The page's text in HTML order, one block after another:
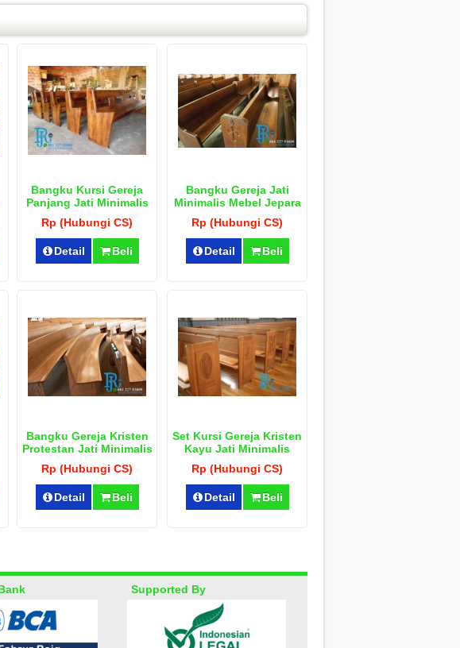
Bangku Kursi Gereja
Panjang Jati Minimalis
Rp (Hubungi CS)
Detail Beli
Bangku Gereja Jati
Minimalis Mebel Jepara
Rp (Hubungi CS)
Detail Beli
Bangku Gereja Kristen
Protestan Jati Minimalis
Rp (Hubungi CS)
Detail Beli
Set Kursi Gereja Kristen
Kayu Jati Minimalis
Rp (Hubungi CS)
Detail Beli
Supported By